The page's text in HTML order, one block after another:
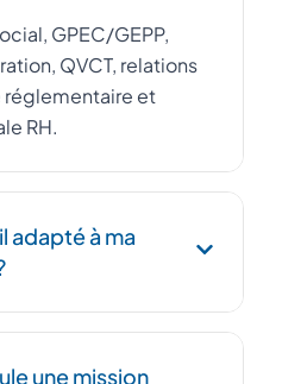
GPEC/GEPP,
QVCT, relations
et
RH.
adapté à ma
une mission